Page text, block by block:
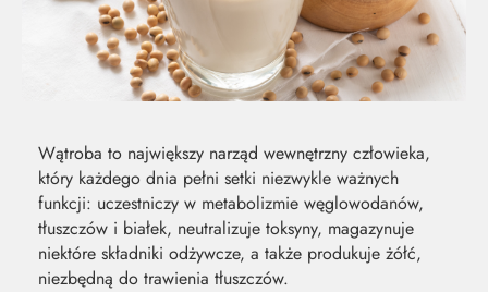
Wątroba to największy narząd wewnętrzny człowieka,
który każdego dnia pełni setki niezwykle ważnych
funkcji: uczestniczy w metabolizmie węglowodanów,
tłuszczów i białek, neutralizuje toksyny, magazynuje
niektóre składniki odżywcze, a także produkuje żółć,
niezbędną do trawienia tłuszczów.